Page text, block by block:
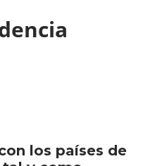
los países de